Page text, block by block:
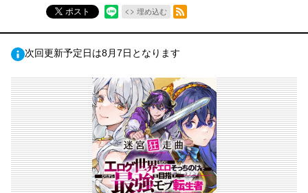
ポスト 埋め込む
RSSフィード
次回更新予定日は8月7日となります